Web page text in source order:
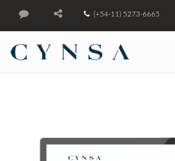
(+54-11) 5273-6665